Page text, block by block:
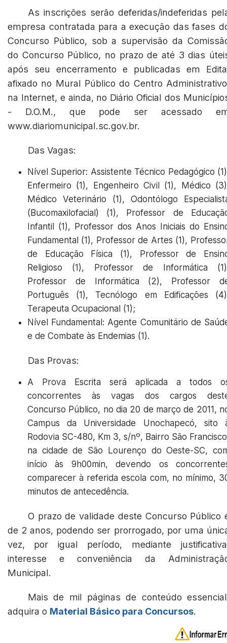
As inscrições serão deferidas/indeferidas
empresa contratada para a execução das fases
Concurso Público, sob a supervisão da
do Concurso Público, no prazo de até 3 dias
após seu encerramento e publicadas em
afixado no Mural Público do Centro
na Internet, e ainda, no Diário Oficial dos
- D.O.M., que pode ser acessado
www.diariomunicipal.sc.gov.br.
Das Vagas:
Nível Superior: Assistente Técnico Pedagógico
Enfermeiro (1), Engenheiro Civil (1), Médico
Médico Veterinário (1), Odontólogo
(Bucomaxilofacial) (1), Professor de
Infantil (1), Professor dos Anos Iniciais do
Fundamental (1), Professor de Artes (1),
de Educação Física (1), Professor de
Religioso (1), Professor de Informática
Professor de Informática (2), Professor
Português (1), Tecnólogo em Edificações
Terapeuta Ocupacional (1);
Nível Fundamental: Agente Comunitário de
e de Combate às Endemias (1).
Das Provas:
A Prova Escrita será aplicada a todos
concorrentes às vagas dos cargos
Concurso Público, no dia 20 de março de 2011,
Campus da Universidade Unochapecó, sito
Rodovia SC-480, Km 3, s/nº, Bairro São
na cidade de São Lourenço do Oeste-SC,
início às 9h00min, devendo os
comparecer à referida escola com, no mínimo,
minutos de antecedência.
O prazo de validade deste Concurso Público
de 2 anos, podendo ser prorrogado, por uma
vez, por igual período, mediante
interesse e conveniência da
Municipal.
Mais de mil páginas de conteúdo
adquira o Material Básico para Concursos.